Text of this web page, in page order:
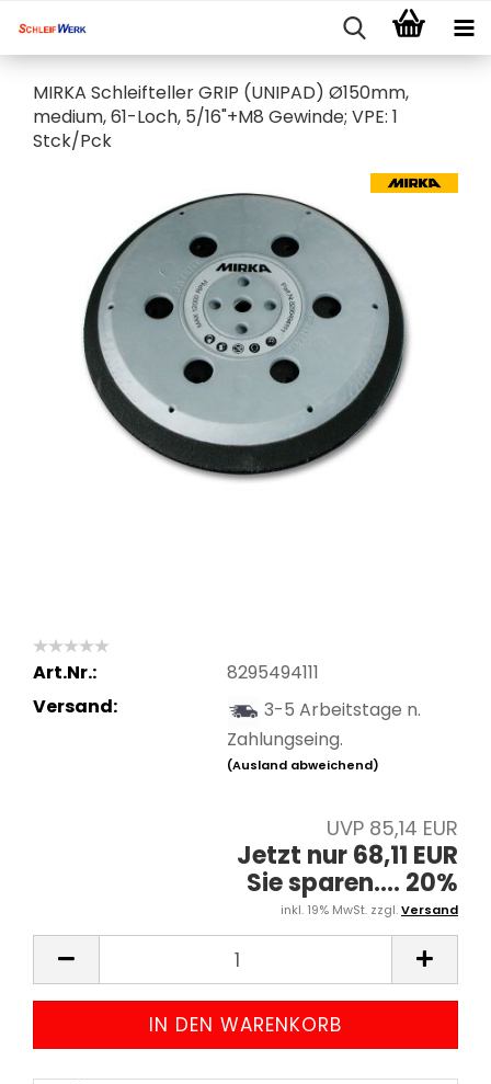
MIRKA Schleifteller GRIP (UNIPAD) Ø150mm,
medium, 61-Loch, 5/16"+M8 Gewinde; VPE: 1
Stck/Pck
Art.Nr.:
8295494111
Versand:
3-5 Arbeitstage n.
Zahlungseing.
(Ausland abweichend)
UVP 85,14 EUR
Jetzt nur 68,11 EUR
Sie sparen.... 20%
inkl. 19% MwSt. zzgl.Versand